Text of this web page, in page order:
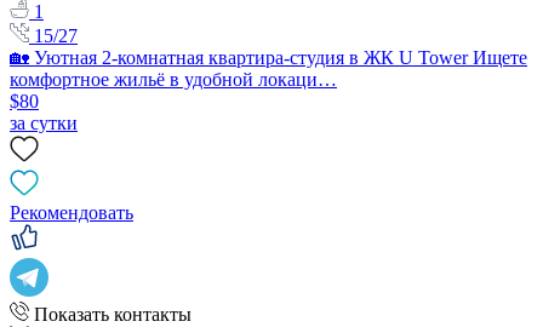
1
15/27
🏡 Уютная 2-комнатная квартира-студия в ЖК U Tower Ищете
комфортное жильё в удобной локаци…
$80
за сутки
Рекомендовать
Показать контакты